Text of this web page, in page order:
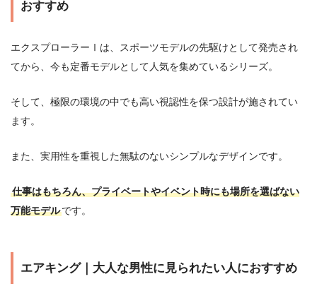
おすすめ
エクスプローラーⅠは、スポーツモデルの先駆けとして発売され
てから、今も定番モデルとして人気を集めているシリーズ。
そして、極限の環境の中でも高い視認性を保つ設計が施されてい
ます。
また、実用性を重視した無駄のないシンプルなデザインです。
仕事はもちろん、プライベートやイベント時にも場所を選ばない
万能モデルです。
エアキング｜大人な男性に見られたい人におすすめ